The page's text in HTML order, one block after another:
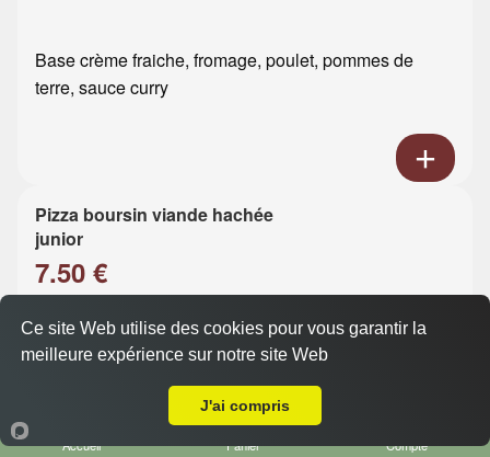
Base crème fraiche, fromage, poulet, pommes de
terre, sauce curry
Pizza boursin viande hachée
junior
7.50 €
Base crème fraiche, fromage, viande hachée, boursin
Accueil Panier Compte
Ce site Web utilise des cookies pour vous garantir la
meilleure expérience sur notre site Web
J'ai compris